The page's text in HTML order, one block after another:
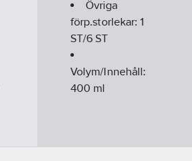
Övriga
förp.storlekar:1
ST/6 ST
Volym/Innehåll:
400 ml